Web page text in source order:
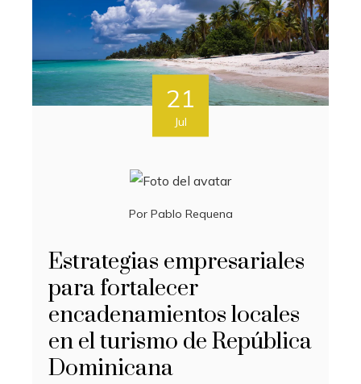
21
Jul
Por Pablo Requena
Estrategias empresariales
para fortalecer
encadenamientos locales
en el turismo de República
Dominicana